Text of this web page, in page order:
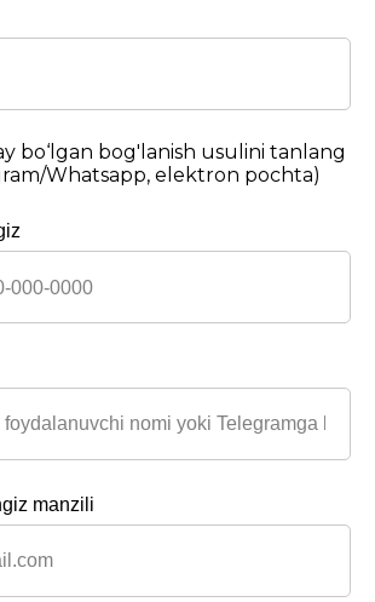
bo‘lgan bog'lanish usulini tanlang
Whatsapp, elektron pochta)
manzili